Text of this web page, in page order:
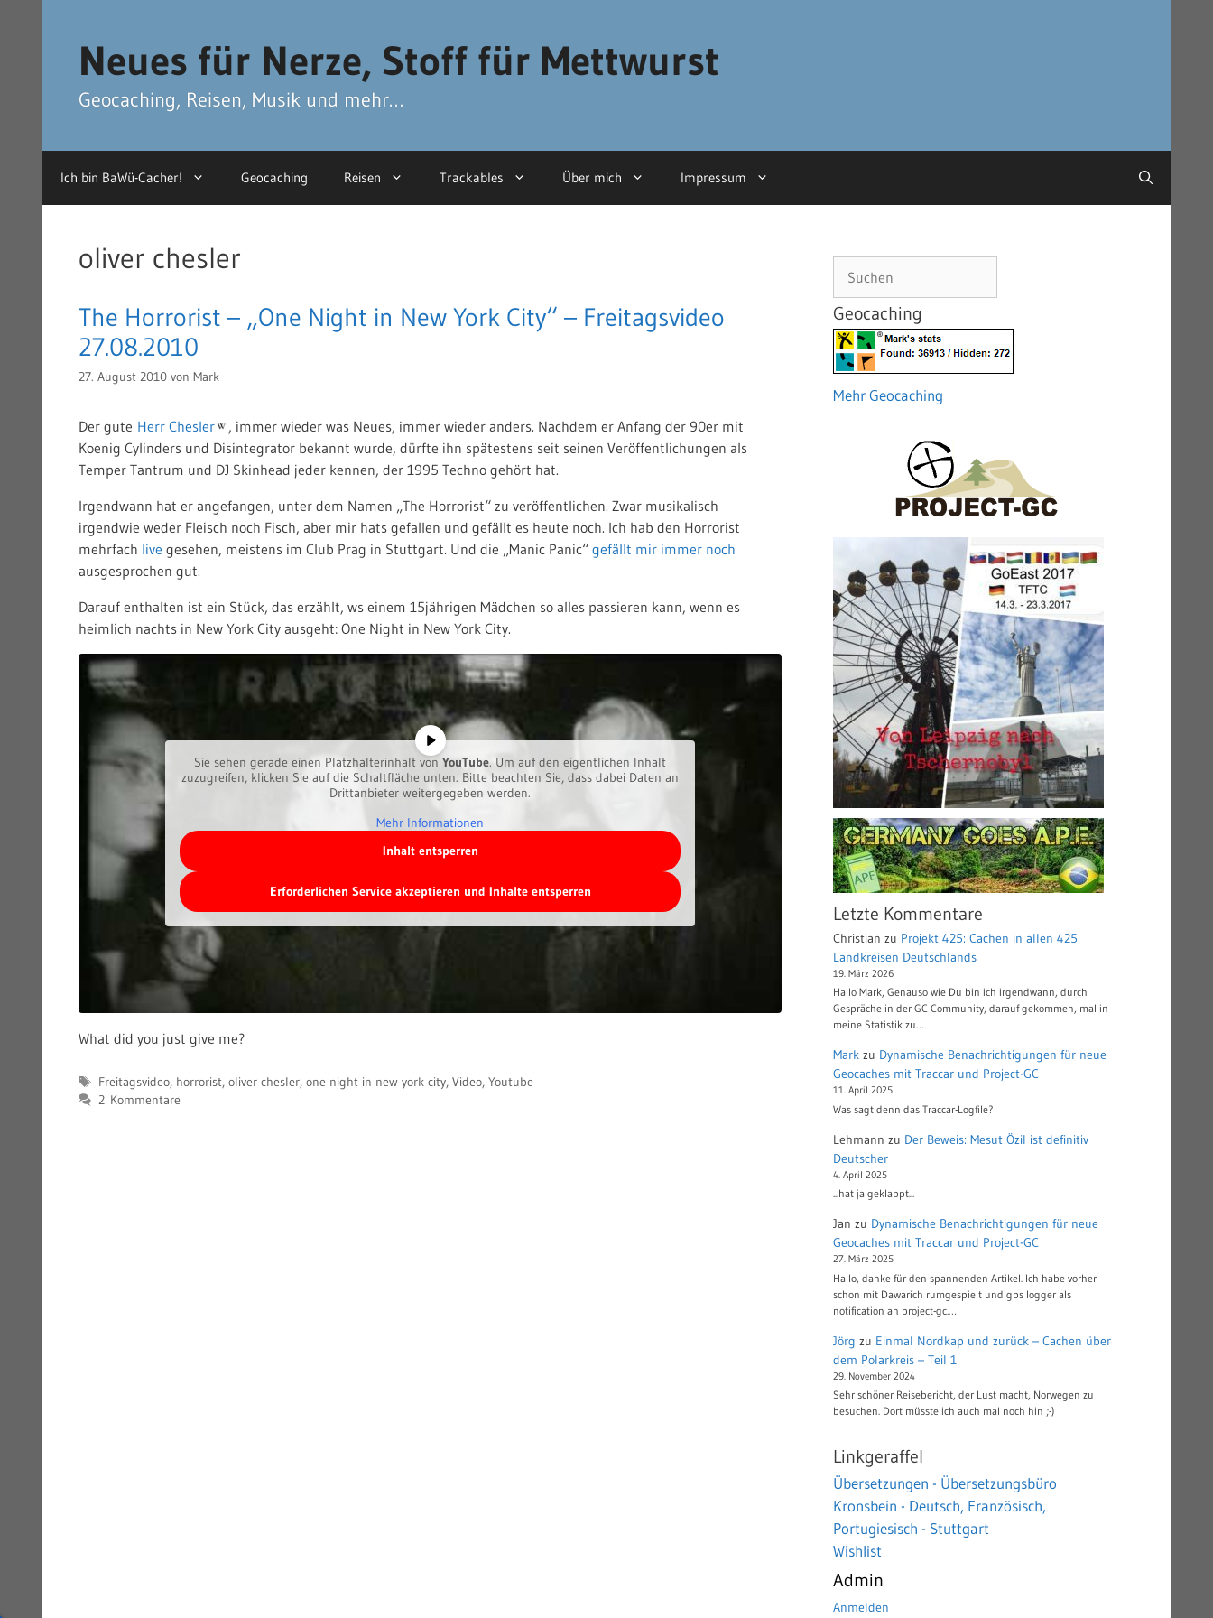
Neues für Nerze, Stoff für Mettwurst
Geocaching, Reisen, Musik und mehr…
Ich bin BaWü-Cacher! Geocaching Reisen Trackables Über mich Impressum
oliver chesler
The Horrorist – „One Night in New York City“ – Freitagsvideo
27.08.2010
27. August 2010 von Mark
Der gute Herr Chesler
, immer wieder was Neues, immer wieder anders. Nachdem er Anfang der 90er mit
Koenig Cylinders und Disintegrator bekannt wurde, dürfte ihn spätestens seit seinen Veröffentlichungen als
Temper Tantrum und DJ Skinhead jeder kennen, der 1995 Techno gehört hat.
Irgendwann hat er angefangen, unter dem Namen „The Horrorist“ zu veröffentlichen. Zwar musikalisch
irgendwie weder Fleisch noch Fisch, aber mir hats gefallen und gefällt es heute noch. Ich hab den Horrorist
mehrfach live gesehen, meistens im Club Prag in Stuttgart. Und die „Manic Panic“ gefällt mir immer noch
ausgesprochen gut.
Darauf enthalten ist ein Stück, das erzählt, ws einem 15jährigen Mädchen so alles passieren kann, wenn es
heimlich nachts in New York City ausgeht: One Night in New York City.
Sie sehen gerade einen Platzhalterinhalt von YouTube. Um auf den eigentlichen Inhalt
zuzugreifen, klicken Sie auf die Schaltfläche unten. Bitte beachten Sie, dass dabei Daten an
Drittanbieter weitergegeben werden.
Mehr Informationen
Inhalt entsperren
Erforderlichen Service akzeptieren und Inhalte entsperren
What did you just give me?
Schlagwörter
Freitagsvideo, horrorist, oliver chesler, one night in new york city, Video, Youtube
2 Kommentare
Geocaching
Mehr Geocaching
Letzte Kommentare
Christian zu Projekt 425: Cachen in allen 425
Landkreisen Deutschlands
19. März 2026
Hallo Mark, Genauso wie Du bin ich irgendwann, durch
Gespräche in der GC-Community, darauf gekommen, mal in
meine Statistik zu…
Mark zu Dynamische Benachrichtigungen für neue
Geocaches mit Traccar und Project-GC
11. April 2025
Was sagt denn das Traccar-Logfile?
Lehmann zu Der Beweis: Mesut Özil ist definitiv
Deutscher
4. April 2025
...hat ja geklappt...
Jan zu Dynamische Benachrichtigungen für neue
Geocaches mit Traccar und Project-GC
27. März 2025
Hallo, danke für den spannenden Artikel. Ich habe vorher
schon mit Dawarich rumgespielt und gps logger als
notification an project-gc.…
Jörg zu Einmal Nordkap und zurück – Cachen über
dem Polarkreis – Teil 1
29. November 2024
Sehr schöner Reisebericht, der Lust macht, Norwegen zu
besuchen. Dort müsste ich auch mal noch hin ;-)
Linkgeraffel
Übersetzungen - Übersetzungsbüro
Kronsbein - Deutsch, Französisch,
Portugiesisch - Stuttgart
Wishlist
Admin
Anmelden